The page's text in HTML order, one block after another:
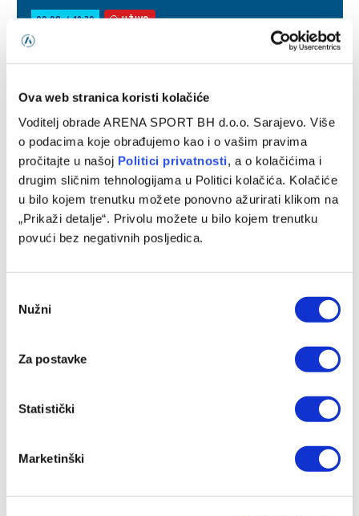
Ova web stranica koristi kolačiće
Voditelj obrade ARENA SPORT BH d.o.o. Sarajevo. Više
o podacima koje obrađujemo kao i o vašim pravima
pročitajte u našoj Politici privatnosti, a o kolačićima i
drugim sličnim tehnologijama u Politici kolačića. Kolačiće
u bilo kojem trenutku možete ponovno ažurirati klikom na
„Prikaži detalje“. Privolu možete u bilo kojem trenutku
povući bez negativnih posljedica.
Selection
Nužni
Za postavke
Statistički
Marketinški